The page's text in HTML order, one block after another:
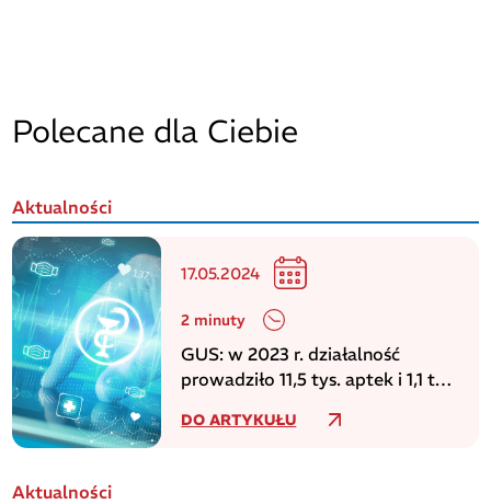
Polecane dla Ciebie
Aktualności
17.05.2024
2 minuty
GUS: w 2023 r. działalność
prowadziło 11,5 tys. aptek i 1,1 tys.
DO ARTYKUŁU
Aktualności